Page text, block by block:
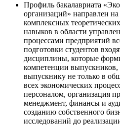
Профиль бакалавриата
организаций» направлен
комплексных
навыков в области
процессами предприятий
подготовки студентов
дисциплины, которые
компетенции выпускников,
выпускнику не только в
всех экономических
персоналом, организация
менеджмент, финансы и
созданию собственного
исследований до